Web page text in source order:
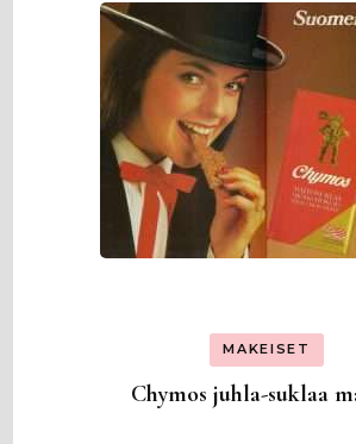
MAKEISET
Chymos juhla-suklaa